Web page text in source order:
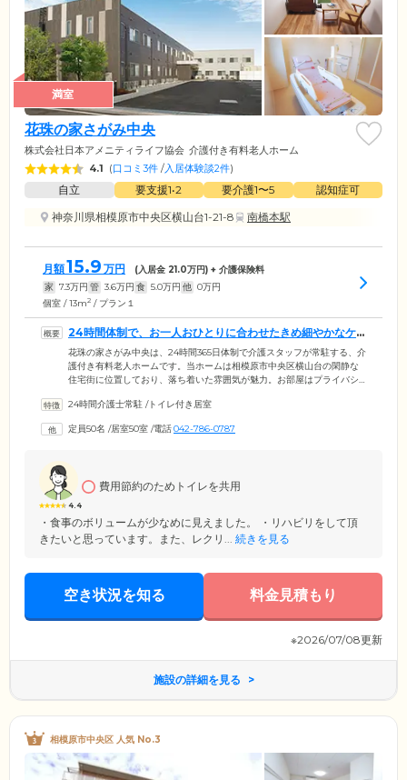
満室
花珠の家さがみ中央
株式会社日本アメニティライフ協会 介護付き有料老人ホーム
4.1 (口コミ3件 /入居体験談2件)
自立 要支援1•2 要介護1〜5
認知症可
神奈川県相模原市中央区横山台1-21-8
南橋本駅
月額15.9 万円 (入居金 21.0万円) + 介護保険料
家 7.3万円 管 3.6万円 食 5.0万円 他 0万円
個室 / 13m2 / プラン１
24時間体制で、お一人おひとりに合わせたきめ細やかなケ
アをご提供します
花珠の家さがみ中央は、24時間365日体制で介護スタッフが常駐する、介
護付き有料老人ホームです。当ホームは相模原市中央区横山台の閑静な
住宅街に位置しており、落ち着いた雰囲気が魅力。お部屋はプライバシ
ルを完備しているため、体調が急変しやすい夜間も、安心してお休みい
ートがある安心を、同時に実感していただける住まいです。介護の現場
24時間介護士常駐 /トイレ付き居室
定員50名 /居室50室 /電話042-786-0787
4.4
費用節約のためトイレを共用
・食事のボリュームが少なめに見えました。 ・リハビリをして頂
きたいと思っています。また、レクリ... 続きを見る
空き状況を知る 料金見積もり
※2026/07/08更新
施設の詳細を見る
相模原市中央区 人気 No.3